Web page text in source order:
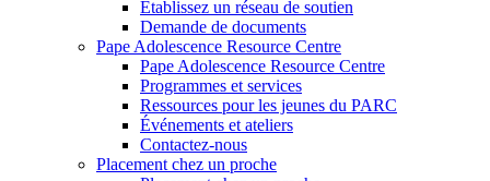
Établissez un réseau de soutien
Demande de documents
Pape Adolescence Resource Centre
Pape Adolescence Resource Centre
Programmes et services
Ressources pour les jeunes du PARC
Événements et ateliers
Contactez-nous
Placement chez un proche